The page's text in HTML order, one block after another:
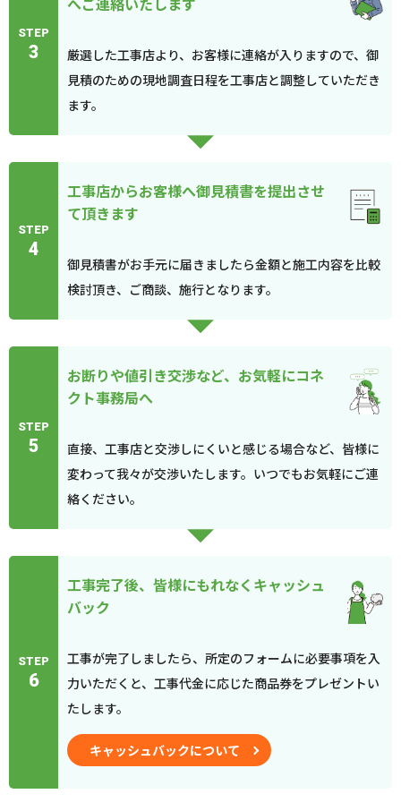
STEP
3
厳選した工事店より、お客様に連絡が入りますので、御
見積のための現地調査日程を工事店と調整していただき
ます。
STEP
4
工事店からお客様へ御見積書を提出させ
て頂きます
御見積書がお手元に届きましたら金額と施工内容を比較
検討頂き、ご商談、施行となります。
STEP
5
お断りや値引き交渉など、お気軽にコネ
クト事務局へ
直接、工事店と交渉しにくいと感じる場合など、皆様に
変わって我々が交渉いたします。いつでもお気軽にご連
絡ください。
STEP
6
工事完了後、皆様にもれなくキャッシュ
バック
工事が完了しましたら、所定のフォームに必要事項を入
力いただくと、工事代金に応じた商品券をプレゼントい
たします。
キャッシュバックについて